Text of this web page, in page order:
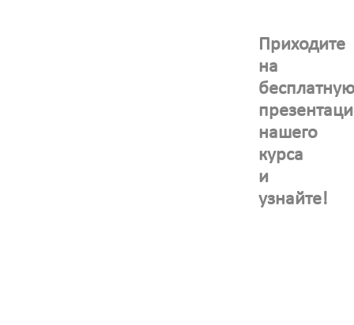
Приходите
на
нашего
курса
и
узнайте!